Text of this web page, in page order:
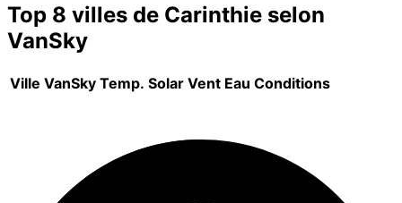
Top 8 villes de Carinthie selon
VanSky
Ville VanSky Temp. Solar Vent Eau Conditions